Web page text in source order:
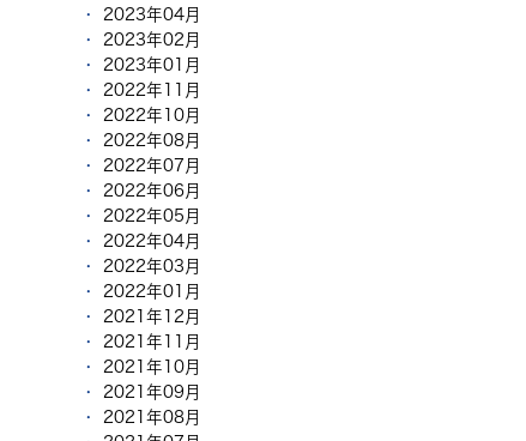
2023年04月
2023年02月
2023年01月
2022年11月
2022年10月
2022年08月
2022年07月
2022年06月
2022年05月
2022年04月
2022年03月
2022年01月
2021年12月
2021年11月
2021年10月
2021年09月
2021年08月